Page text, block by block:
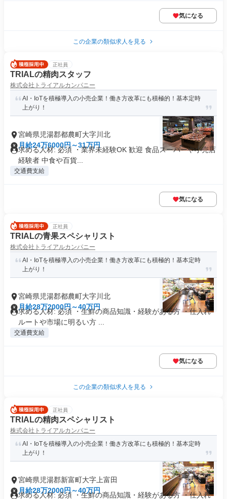
気になる
この企業の類似求人を見る
正社員
TRIALの精肉スタッフ
株式会社トライアルカンパニー
AI・IoTを積極導入の小売企業！働き方改革にも積極的！基本定時
上がり！
宮崎県児湯郡都農町大字川北
月給24万6000円～31万円
求める人材: 必須 ・業界未経験OK 歓迎 食品スーパーや小売店
経験者 中食や百貨...
交通費支給
気になる
正社員
TRIALの青果スペシャリスト
株式会社トライアルカンパニー
AI・IoTを積極導入の小売企業！働き方改革にも積極的！基本定時
上がり！
宮崎県児湯郡都農町大字川北
月給28万2000円～40万円
求める人材: 必須 ・生鮮の商品知識・経験がある方 ・仕入れ
ルートや市場に明るい方 ...
交通費支給
気になる
この企業の類似求人を見る
正社員
TRIALの精肉スペシャリスト
株式会社トライアルカンパニー
AI・IoTを積極導入の小売企業！働き方改革にも積極的！基本定時
上がり！
宮崎県児湯郡新富町大字上富田
月給28万2000円～40万円
求める人材: 必須 ・生鮮の商品知識・経験がある方 ・仕入れ